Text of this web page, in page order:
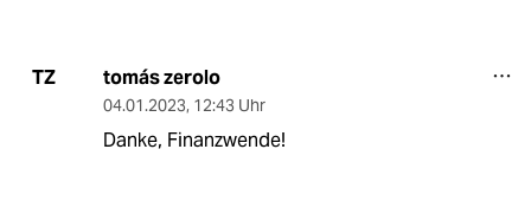
TZ tomás zerolo
04.01.2023, 12:43 Uhr
Danke, Finanzwende!